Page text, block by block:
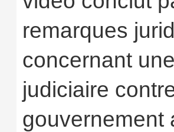
remarques
concernant
judiciaire
gouvernement